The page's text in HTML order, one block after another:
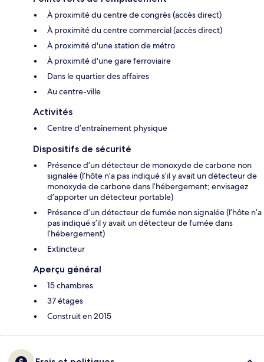
À proximité du centre de congrès (accès direct)
À proximité du centre commercial (accès direct)
À proximité d'une station de métro
À proximité d'une gare ferroviaire
Dans le quartier des affaires
Au centre-ville
Activités
Centre d’entraînement physique
Dispositifs de sécurité
Présence d’un détecteur de monoxyde de carbone non
signalée (l’hôte n’a pas indiqué s’il y avait un détecteur de
monoxyde de carbone dans l’hébergement; envisagez
d’apporter un détecteur portable)
Présence d’un détecteur de fumée non signalée (l’hôte n’a
pas indiqué s’il y avait un détecteur de fumée dans
l’hébergement)
Extincteur
Aperçu général
15 chambres
37 étages
Construit en 2015